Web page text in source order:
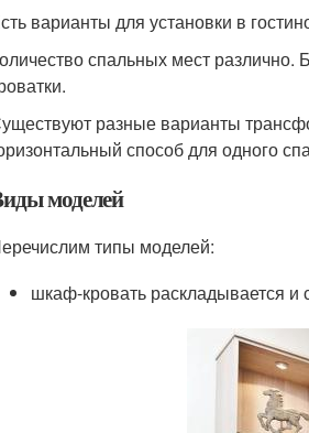
варианты для установки в
спальных мест
разные варианты
способ для одного
моделей
типы моделей:
шкаф-кровать раскладывается и